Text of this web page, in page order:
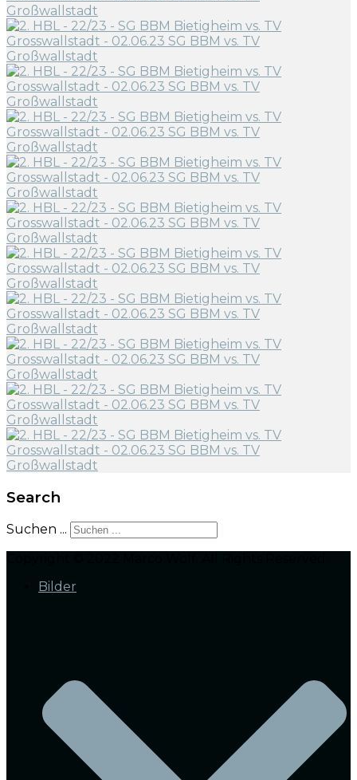
Search
Suchen ...
Bilder